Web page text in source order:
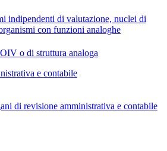
indipendenti di valutazione, nuclei di
con funzioni analoghe
o di struttura analoga
e contabile
di revisione amministrativa e contabile